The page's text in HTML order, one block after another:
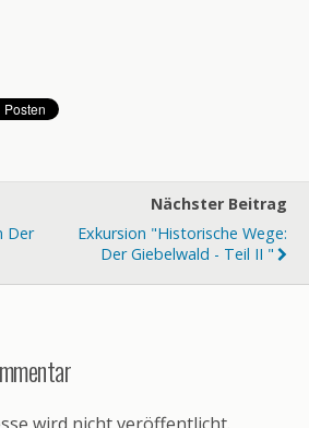
Der
Nächster Beitrag
Exkursion "Historische Wege:
Der Giebelwald - Teil II "